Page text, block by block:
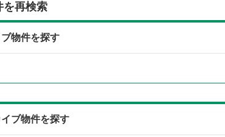
を再検索
物件を探す
ブ物件を探す